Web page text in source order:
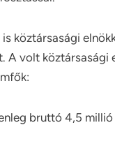
köztársasági
A volt köztársasági
bruttó 4,5